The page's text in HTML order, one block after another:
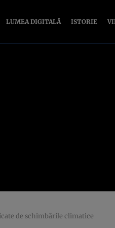
LUMEA DIGITALĂ ISTORIE
de schimbările climatice